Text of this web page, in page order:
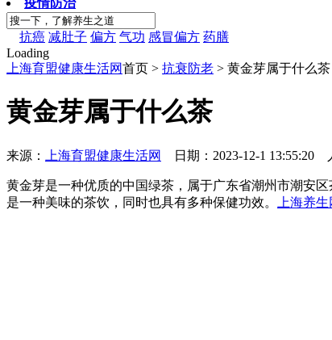
疫情防治
抗癌 减肚子 偏方 气功 感冒偏方 药膳
Loading
上海育盟健康生活网首页 > 抗衰防老 > 黄金芽属于什么茶
黄金芽属于什么茶
来源： 上海育盟健康生活网 日期：2023-12-1 13:55:20
黄金芽是一种优质的中国绿茶，属于广东省潮州市潮安
是一种美味的茶饮，同时也具有多种保健功效。
上海养生